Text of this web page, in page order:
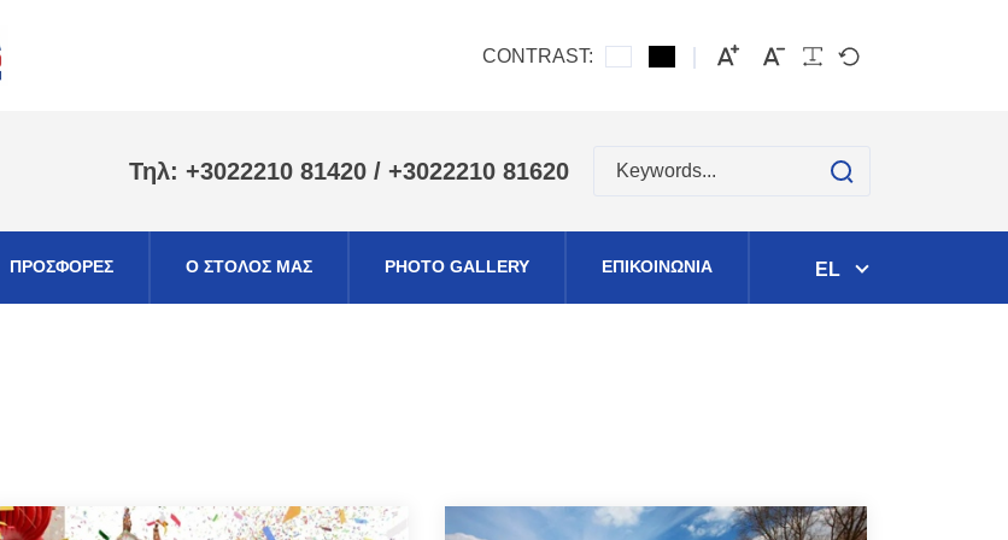
CONTRAST:
Τηλ: +3022210 81420 / +3022210 81620
ΠΡΟΣΦΟΡΕΣ Ο ΣΤΟΛΟΣ ΜΑΣ PHOTO GALLERY ΕΠΙΚΟΙΝΩΝΙΑ EL